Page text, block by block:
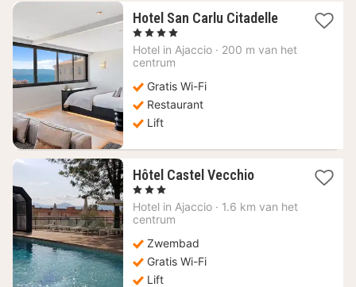
Hotel San Carlu Citadelle1
vanaf
, 4 Sterren
Hotel in Ajaccio · 200 m van het
centrum
Gratis Wi-Fi
Restaurant
Lift
Hôtel Castel Vecchio1
vanaf
, 3 Sterren
Hotel in Ajaccio · 1.6 km van het
centrum
Zwembad
Gratis Wi-Fi
Lift